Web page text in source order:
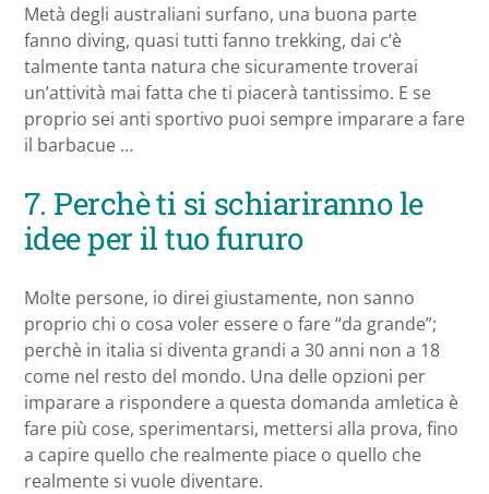
Metà degli australiani surfano, una buona parte
fanno diving, quasi tutti fanno trekking, dai c’è
talmente tanta natura che sicuramente troverai
un’attività mai fatta che ti piacerà tantissimo. E se
proprio sei anti sportivo puoi sempre imparare a fare
il barbacue …
7. Perchè ti si schiariranno le
idee per il tuo fururo
Molte persone, io direi giustamente, non sanno
proprio chi o cosa voler essere o fare “da grande”;
perchè in italia si diventa grandi a 30 anni non a 18
come nel resto del mondo. Una delle opzioni per
imparare a rispondere a questa domanda amletica è
fare più cose, sperimentarsi, mettersi alla prova, fino
a capire quello che realmente piace o quello che
realmente si vuole diventare.